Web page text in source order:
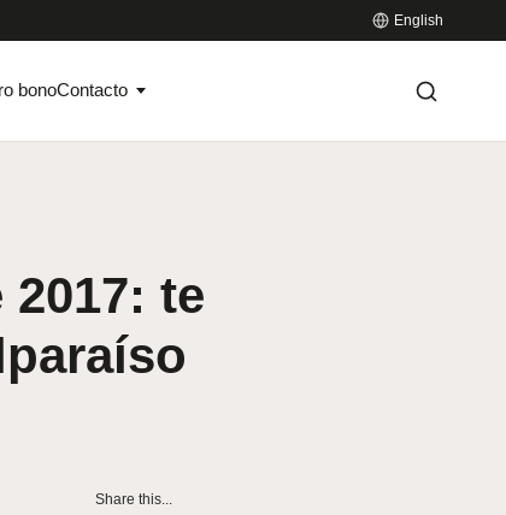
English
bonoContacto
te
Share this...